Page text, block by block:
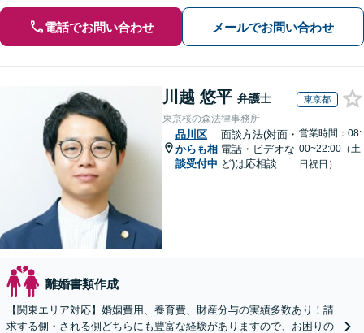
電話でお問い合わせ メールでお問い合わせ
川越 悠平 弁護士 東京都
東京桜の森法律事務所
品川区
からも相
談受付中
面談方法(対面・
電話・ビデオな
ど)は応相談
営業時間：08:
00~22:00（土
日祝日）
離婚書類作成
【関東エリア対応】婚姻費用、養育費、財産分与の実績多数あり！請
求する側・される側どちらにも豊富な経験がありますので、お困りの